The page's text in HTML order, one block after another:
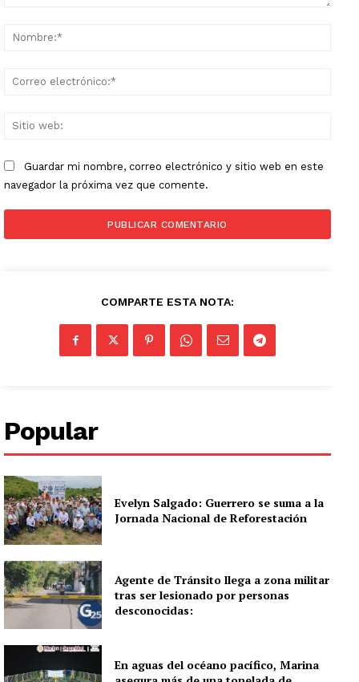
Guardar mi nombre, correo electrónico y sitio web en este
navegador la próxima vez que comente.
COMPARTE ESTA NOTA:
Popular
Evelyn Salgado: Guerrero se suma a la
Jornada Nacional de Reforestación
Agente de Tránsito llega a zona militar
tras ser lesionado por personas
desconocidas:
En aguas del océano pacífico, Marina